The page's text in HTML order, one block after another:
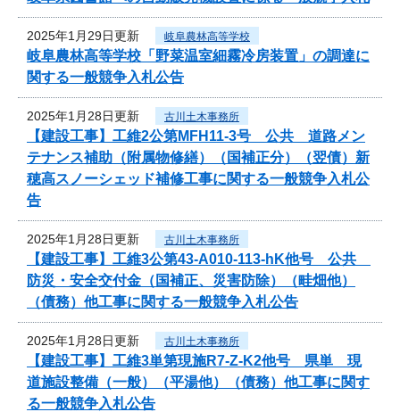
2025年1月29日更新 岐阜農林高等学校
岐阜農林高等学校「野菜温室細霧冷房装置」の調達に
関する一般競争入札公告
2025年1月28日更新 古川土木事務所
【建設工事】工維2公第MFH11-3号 公共 道路メン
テナンス補助（附属物修繕）（国補正分）（翌債）新
穂高スノーシェッド補修工事に関する一般競争入札公
告
2025年1月28日更新 古川土木事務所
【建設工事】工維3公第43-A010-113-hK他号 公共
防災・安全交付金（国補正、災害防除）（畦畑他）
（債務）他工事に関する一般競争入札公告
2025年1月28日更新 古川土木事務所
【建設工事】工維3単第現施R7-Z-K2他号 県単 現
道施設整備（一般）（平湯他）（債務）他工事に関す
る一般競争入札公告